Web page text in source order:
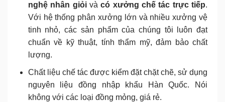
nghệ nhân giỏivàcó xưởng chế tác trực tiếp.
Với hệ thống phân xưởng lớn và nhiều xưởng vệ
tinh nhỏ, các sản phẩm của chúng tôi luôn đạt
chuẩn về kỹ thuật, tính thẩm mỹ, đảm bảo chất
lượng.
Chất liệu chế tác được kiểm đặt chặt chẽ, sử dụng
nguyên liệu đồng nhập khẩu Hàn Quốc. Nói
không với các loại đồng mỏng, giá rẻ.